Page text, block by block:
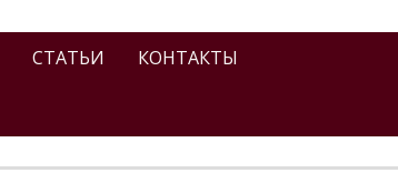
СТАТЬИ КОНТАКТЫ